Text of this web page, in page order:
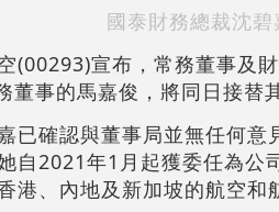
國泰財務總裁沈碧
(00293)宣布，常務董事及
事的馬嘉俊，將同日接替其
已確認與董事局並無任何
自2021年1月起獲委任為
港、內地及新加坡的航空和